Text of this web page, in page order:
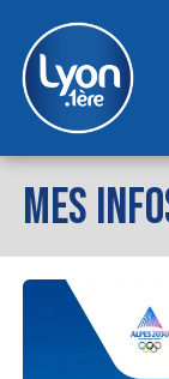
MES